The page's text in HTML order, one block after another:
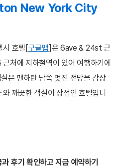
New York City
시 호텔[구글맵]은 6ave & 24st 근
처에 지하철역이 있어 여행하기에
은 맨하탄 남쪽 멋진 전망을 감상
깨끗한 객실이 장점인 호텔입니
후기 확인하고 지금 예약하기